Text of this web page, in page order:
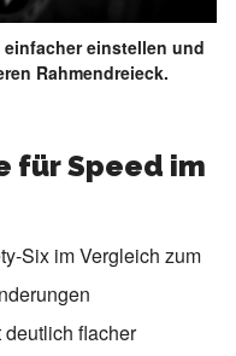
einstellen und
Rahmendreieck.
für Speed im
Six im Vergleich zum
flacher